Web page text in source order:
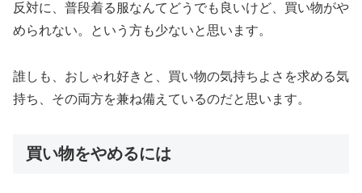
反対に、普段着る服なんてどうでも良いけど、買い物がや
められない。という方も少ないと思います。
誰しも、おしゃれ好きと、買い物の気持ちよさを求める気
持ち、その両方を兼ね備えているのだと思います。
買い物をやめるには